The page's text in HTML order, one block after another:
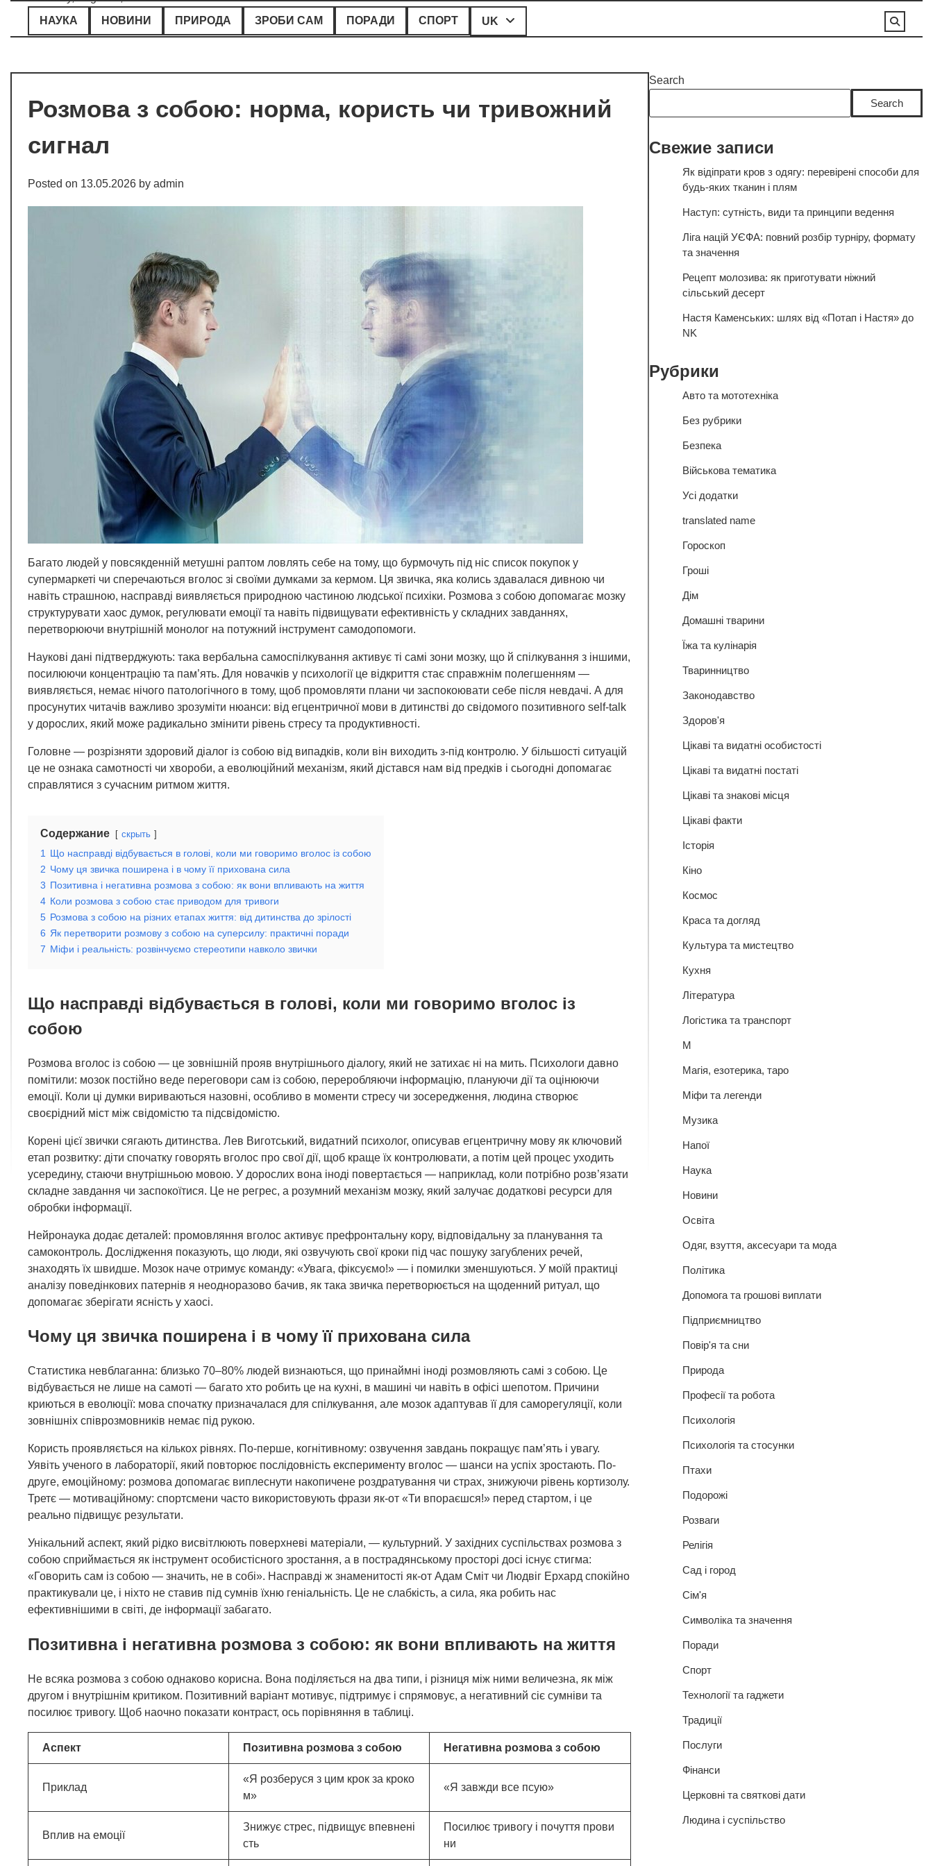
content
НАУКА
НОВИНИ ПРИРОДА ЗРОБИ САМ ПОРАДИ СПОРТ UK
Розмова з собою: норма, користь чи тривожний
сигнал
Posted on 13.05.2026 by admin
Багато людей у повсякденній метушні раптом ловлять себе на тому, що бурмочуть під ніс список покупок у
супермаркеті чи сперечаються вголос зі своїми думками за кермом. Ця звичка, яка колись здавалася дивною чи
навіть страшною, насправді виявляється природною частиною людської психіки. Розмова з собою допомагає мозку
структурувати хаос думок, регулювати емоції та навіть підвищувати ефективність у складних завданнях,
перетворюючи внутрішній монолог на потужний інструмент самодопомоги.
Наукові дані підтверджують: така вербальна самоспілкування активує ті самі зони мозку, що й спілкування з іншими,
посилюючи концентрацію та пам’ять. Для новачків у психології це відкриття стає справжнім полегшенням —
виявляється, немає нічого патологічного в тому, щоб промовляти плани чи заспокоювати себе після невдачі. А для
просунутих читачів важливо зрозуміти нюанси: від егцентричної мови в дитинстві до свідомого позитивного self-talk
у дорослих, який може радикально змінити рівень стресу та продуктивності.
Головне — розрізняти здоровий діалог із собою від випадків, коли він виходить з-під контролю. У більшості ситуацій
це не ознака самотності чи хвороби, а еволюційний механізм, який дістався нам від предків і сьогодні допомагає
справлятися з сучасним ритмом життя.
Содержание скрыть
1
Що насправді відбувається в голові, коли ми говоримо вголос із собою
2 Чому ця звичка поширена і в чому її прихована сила
3 Позитивна і негативна розмова з собою: як вони впливають на життя
4 Коли розмова з собою стає приводом для тривоги
5 Розмова з собою на різних етапах життя: від дитинства до зрілості
6 Як перетворити розмову з собою на суперсилу: практичні поради
7 Міфи і реальність: розвінчуємо стереотипи навколо звички
Що насправді відбувається в голові, коли ми говоримо вголос із
собою
Розмова вголос із собою — це зовнішній прояв внутрішнього діалогу, який не затихає ні на мить. Психологи давно
помітили: мозок постійно веде переговори сам із собою, переробляючи інформацію, плануючи дії та оцінюючи
емоції. Коли ці думки вириваються назовні, особливо в моменти стресу чи зосередження, людина створює
своєрідний міст між свідомістю та підсвідомістю.
Корені цієї звички сягають дитинства. Лев Виготський, видатний психолог, описував егцентричну мову як ключовий
етап розвитку: діти спочатку говорять вголос про свої дії, щоб краще їх контролювати, а потім цей процес уходить
усередину, стаючи внутрішньою мовою. У дорослих вона іноді повертається — наприклад, коли потрібно розв’язати
складне завдання чи заспокоїтися. Це не регрес, а розумний механізм мозку, який залучає додаткові ресурси для
обробки інформації.
Нейронаука додає деталей: промовляння вголос активує префронтальну кору, відповідальну за планування та
самоконтроль. Дослідження показують, що люди, які озвучують свої кроки під час пошуку загублених речей,
знаходять їх швидше. Мозок наче отримує команду: «Увага, фіксуємо!» — і помилки зменшуються. У моїй практиці
аналізу поведінкових патернів я неодноразово бачив, як така звичка перетворюється на щоденний ритуал, що
допомагає зберігати ясність у хаосі.
Чому ця звичка поширена і в чому її прихована сила
Статистика невблаганна: близько 70–80% людей визнаються, що принаймні іноді розмовляють самі з собою. Це
відбувається не лише на самоті — багато хто робить це на кухні, в машині чи навіть в офісі шепотом. Причини
криються в еволюції: мова спочатку призначалася для спілкування, але мозок адаптував її для саморегуляції, коли
зовнішніх співрозмовників немає під рукою.
Користь проявляється на кількох рівнях. По-перше, когнітивному: озвучення завдань покращує пам’ять і увагу.
Уявіть ученого в лабораторії, який повторює послідовність експерименту вголос — шанси на успіх зростають. По-
друге, емоційному: розмова допомагає виплеснути накопичене роздратування чи страх, знижуючи рівень кортизолу.
Третє — мотиваційному: спортсмени часто використовують фрази як-от «Ти впораєшся!» перед стартом, і це
реально підвищує результати.
Унікальний аспект, який рідко висвітлюють поверхневі матеріали, — культурний. У західних суспільствах розмова з
собою сприймається як інструмент особистісного зростання, а в пострадянському просторі досі існує стигма:
«Говорить сам із собою — значить, не в собі». Насправді ж знаменитості як-от Адам Сміт чи Людвіг Ерхард спокійно
практикували це, і ніхто не ставив під сумнів їхню геніальність. Це не слабкість, а сила, яка робить нас
ефективнішими в світі, де інформації забагато.
Позитивна і негативна розмова з собою: як вони впливають на життя
Не всяка розмова з собою однаково корисна. Вона поділяється на два типи, і різниця між ними величезна, як між
другом і внутрішнім критиком. Позитивний варіант мотивує, підтримує і спрямовує, а негативний сіє сумніви та
посилює тривогу. Щоб наочно показати контраст, ось порівняння в таблиці.
Аспект Позитивна розмова з собою Негативна розмова з собою
Приклад
«Я розберуся з цим крок за кроко
м»
«Я завжди все псую»
Вплив на емоції
Знижує стрес, підвищує впевнені
сть
Посилює тривогу і почуття прови
ни
Search
Search
Свежие записи
Як відіпрати кров з одягу: перевірені способи для
будь-яких тканин і плям
Наступ: сутність, види та принципи ведення
Ліга націй УЄФА: повний розбір турніру, формату
та значення
Рецепт молозива: як приготувати ніжний
сільський десерт
Настя Каменських: шлях від «Потап і Настя» до
NK
Рубрики
Авто та мототехніка
Без рубрики
Безпека
Військова тематика
Усі додатки
translated name
Гороскоп
Гроші
Дім
Домашні тварини
Їжа та кулінарія
Тваринництво
Законодавство
Здоров'я
Цікаві та видатні особистості
Цікаві та видатні постаті
Цікаві та знакові місця
Цікаві факти
Історія
Кіно
Космос
Краса та догляд
Культура та мистецтво
Кухня
Література
Логістика та транспорт
М
Магія, езотерика, таро
Міфи та легенди
Музика
Напої
Наука
Новини
Освіта
Одяг, взуття, аксесуари та мода
Політика
Допомога та грошові виплати
Підприємництво
Повір'я та сни
Природа
Професії та робота
Психологія
Психологія та стосунки
Птахи
Подорожі
Розваги
Релігія
Сад і город
Сім'я
Символіка та значення
Поради
Спорт
Технології та гаджети
Традиції
Послуги
Фінанси
Церковні та святкові дати
Людина і суспільство